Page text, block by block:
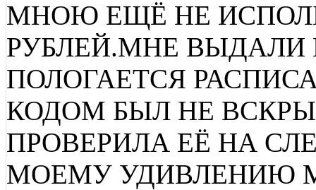
МНОЮ ЕЩЁ НЕ
РУБЛЕЙ.МНЕ ВЫДАЛИ
ПОЛОГАЕТСЯ
КОДОМ БЫЛ НЕ
ПРОВЕРИЛА ЕЁ НА
МОЕМУ УДИВЛЕНИЮ